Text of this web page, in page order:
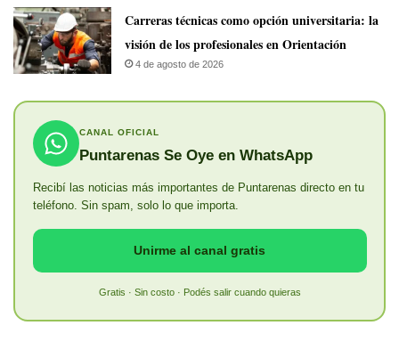
Carreras técnicas como opción universitaria: la
visión de los profesionales en Orientación
4 de agosto de 2026
CANAL OFICIAL
Puntarenas Se Oye en WhatsApp
Recibí las noticias más importantes de Puntarenas directo en tu
teléfono. Sin spam, solo lo que importa.
Unirme al canal gratis
Gratis · Sin costo · Podés salir cuando quieras